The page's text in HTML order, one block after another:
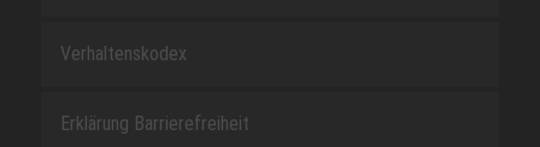
Verhaltenskodex
Erklärung Barrierefreiheit